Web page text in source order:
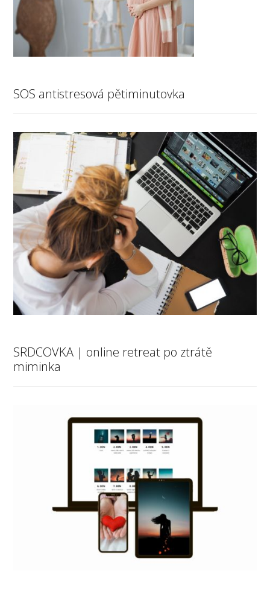
SOS antistresová pětiminutovka
SRDCOVKA | online retreat po ztrátě
miminka